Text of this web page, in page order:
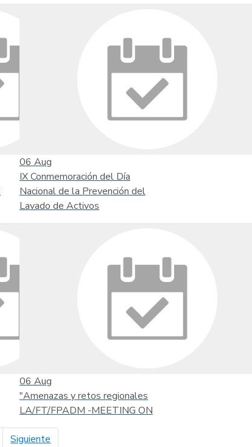
06 Aug
IX Conmemoración del Día
Nacional de la Prevención del
Lavado de Activos
06 Aug
"Amenazas y retos regionales
LA/FT/FPADM -MEETING ON
Siguiente